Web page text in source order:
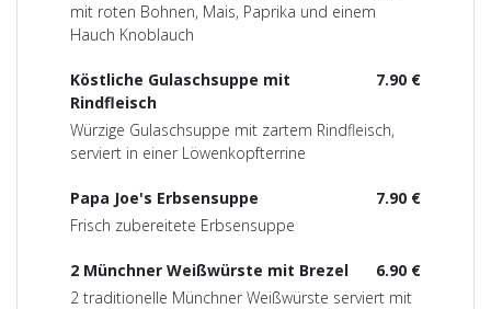
mit roten Bohnen, Mais, Paprika und einem
Hauch Knoblauch
7.90 €
Köstliche Gulaschsuppe mit
Rindfleisch
Würzige Gulaschsuppe mit zartem Rindfleisch,
serviert in einer Löwenkopfterrine
7.90 €
Papa Joe's Erbsensuppe
Frisch zubereitete Erbsensuppe
6.90 €
2 Münchner Weißwürste mit Brezel
2 traditionelle Münchner Weißwürste serviert mit